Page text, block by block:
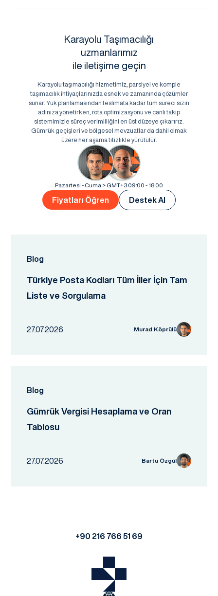
Karayolu Taşımacılığı
uzmanlarımız
ile iletişime geçin
Karayolu taşımacılığı hizmetimiz, parsiyel ve komple
taşımacılık ihtiyaçlarınızda esnek ve zamanında çözümler
sunar. Yük planlamasından teslimata kadar tüm süreci sizin
adınıza yönetirken, rota optimizasyonu ve canlı takip
sistemimizle süreç verimliliğini en üst düzeye çıkarırız.
Gümrük geçişleri ve bölgesel mevzuatlar da dahil olmak
üzere her aşama titizlikle yürütülür.
Pazartesi - Cuma > GMT+3 09:00 - 18:00
Fiyatları Öğren Destek Al
Blog
Türkiye Posta Kodları Tüm İller İçin Tam
Liste ve Sorgulama
27.07.2026 Murad Köprülü
Blog
Gümrük Vergisi Hesaplama ve Oran
Tablosu
27.07.2026 Bartu Özgül
+90 216 766 51 69